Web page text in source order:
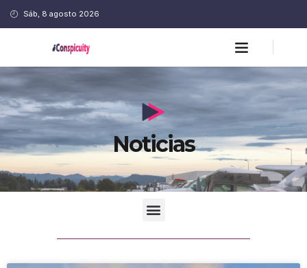
Sáb, 8 agosto 2026
Noticias